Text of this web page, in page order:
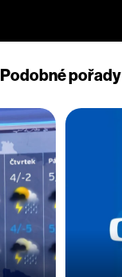
Podobné pořady